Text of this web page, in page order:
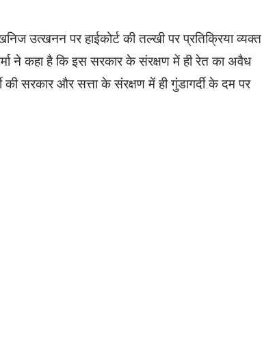
उत्खनन पर हाईकोर्ट की तल्खी पर प्रतिक्रिया व्यक्त
ने कहा है कि इस सरकार के संरक्षण में ही रेत का अवैध
की सरकार और सत्ता के संरक्षण में ही गुंडागर्दी के दम पर